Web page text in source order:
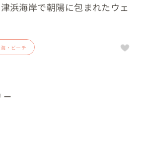
浜海岸で朝陽に包まれたウェ
海・ビーチ